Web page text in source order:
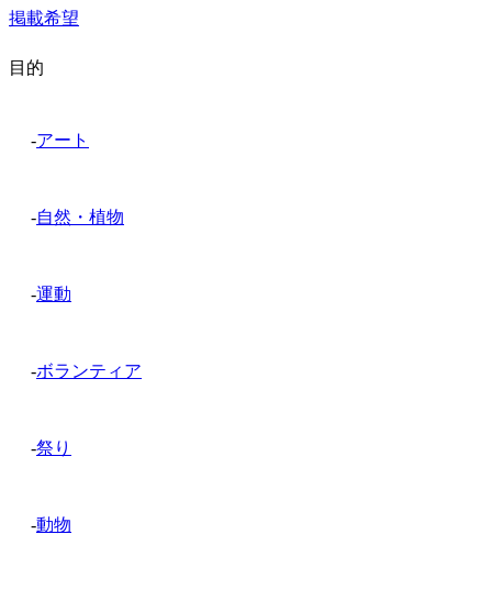
掲載希望
目的
-アート
-自然・植物
-運動
-ボランティア
-祭り
-動物